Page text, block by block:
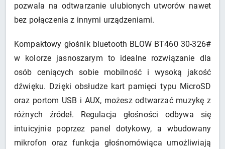
pozwala na odtwarzanie ulubionych utworów nawet
bez połączenia z innymi urządzeniami.
Kompaktowy głośnik bluetooth BLOW BT460 30-326#
w kolorze jasnoszarym to idealne rozwiązanie dla
osób ceniących sobie mobilność i wysoką jakość
dźwięku. Dzięki obsłudze kart pamięci typu MicroSD
oraz portom USB i AUX, możesz odtwarzać muzykę z
różnych źródeł. Regulacja głośności odbywa się
intuicyjnie poprzez panel dotykowy, a wbudowany
mikrofon oraz funkcja głośnomówiąca umożliwiają